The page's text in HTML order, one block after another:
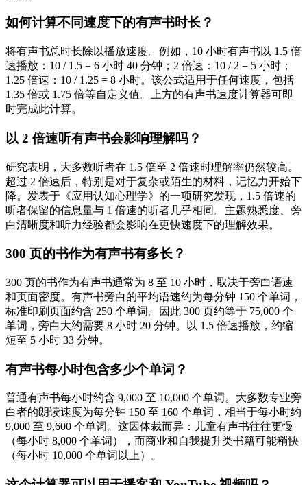
如何计算不同速度下的有声书时长？
将有声书总时长除以播放速度。例如，10 小时有声书以 1.5 倍
速播放：10 / 1.5 = 6 小时 40 分钟；2 倍速：10 / 2 = 5 小时；
1.25 倍速：10 / 1.25 = 8 小时。该公式适用于任何速度，包括
1.35 倍或 1.75 倍等自定义值。上方的有声书速度计算器可即
时完成此计算。
以 2 倍速听有声书会影响理解吗？
研究表明，大多数听者在 1.5 倍至 2 倍速时理解率仍然较高。
超过 2 倍速后，特别是对于复杂或陌生的材料，记忆力开始下
降。发表于《应用认知心理学》的一项研究发现，1.5 倍速的
听者保留的信息量与 1 倍速的听者几乎相同。主题熟悉度、旁
白清晰度和听力经验都会影响在更快速度下的理解效果。
300 页的书作为有声书有多长？
300 页的书作为有声书通常为 8 至 10 小时，取决于旁白语速
和页面密度。有声书旁白的平均语速约为每分钟 150 个单词，
标准印刷页面约含 250 个单词。因此 300 页约等于 75,000 个
单词，旁白大约需要 8 小时 20 分钟。以 1.5 倍速播放，约缩
短至 5 小时 33 分钟。
有声书每小时包含多少个单词？
普通有声书每小时约含 9,000 至 10,000 个单词。大多数专业旁
白者的朗读速度为每分钟 150 至 160 个单词，相当于每小时约
9,000 至 9,600 个单词。这因体裁而异：儿童有声书往往更慢
（每小时 8,000 个单词），而商业和自我提升类书籍可能稍快
（每小时 10,000 个单词以上）。